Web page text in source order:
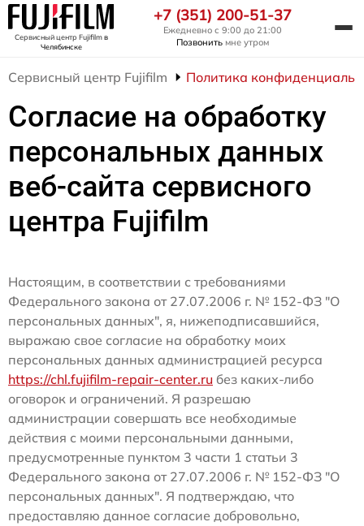
Сервисный центр Fujifilmв
Челябинске
+7 (351) 200-51-37
Ежедневно с 9:00 до 21:00
Позвонить мне утром
Сервисный центр Fujifilm Политика
Согласие на обработку
персональных данных
веб-сайта сервисного
центра Fujifilm
Настоящим, в соответствии с требованиями
Федерального закона от 27.07.2006 г. № 152-ФЗ "О
персональных данных", я, нижеподписавшийся,
выражаю свое согласие на обработку моих
персональных данных администрацией ресурса
https://chl.fujifilm-repair-center.ru без каких-либо
оговорок и ограничений. Я разрешаю
администрации совершать все необходимые
действия с моими персональными данными,
предусмотренные пунктом 3 части 1 статьи 3
Федерального закона от 27.07.2006 г. № 152-ФЗ "О
персональных данных". Я подтверждаю, что
предоставляю данное согласие добровольно,